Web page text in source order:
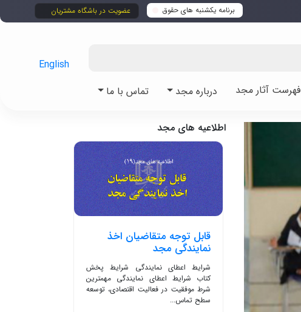
برنامه یکشنبه های حقوق عضویت در باشگاه مشتریان
فهرست آثار مجد درباره مجد تماس با ما
English
اطلاعیه های مجد
قابل توجه متقاضیان اخذ
نمایندگی مجد
شرایط اعطای نمایندگی شرایط پخش
کتاب شرایط اعطای نمایندگی مهمترین
شرط موفقیت در فعالیت اقتصادی، توسعه
سطح تماس...